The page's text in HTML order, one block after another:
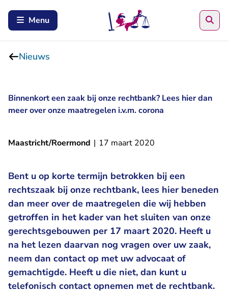
Menu
Nieuws
Binnenkort een zaak bij onze rechtbank? Lees hier dan
meer over onze maatregelen i.v.m. corona
Maastricht/Roermond | 17 maart 2020
Bent u op korte termijn betrokken bij een
rechtszaak bij onze rechtbank, lees hier beneden
dan meer over de maatregelen die wij hebben
getroffen in het kader van het sluiten van onze
gerechtsgebouwen per 17 maart 2020. Heeft u
na het lezen daarvan nog vragen over uw zaak,
neem dan contact op met uw advocaat of
gemachtigde. Heeft u die niet, dan kunt u
telefonisch contact opnemen met de rechtbank.